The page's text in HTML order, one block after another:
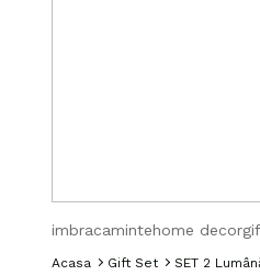
imbracamintehome decor
Acasa Gift Set SET 2